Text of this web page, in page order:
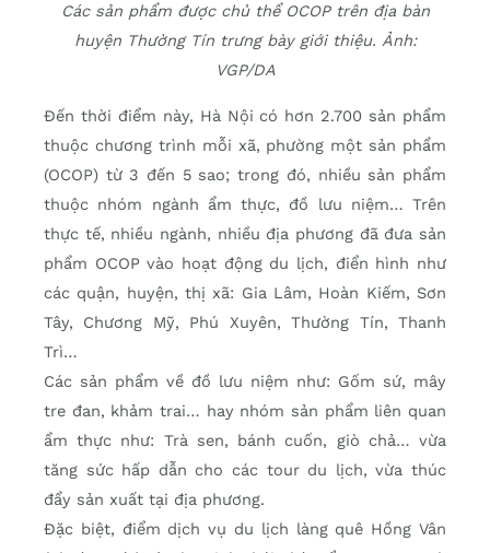
Các sản phẩm được chủ thể OCOP trên địa bàn
huyện Thường Tín trưng bày giới thiệu. Ảnh:
VGP/DA
Đến thời điểm này, Hà Nội có hơn 2.700 sản phẩm
thuộc chương trình mỗi xã, phường một sản phẩm
(OCOP) từ 3 đến 5 sao; trong đó, nhiều sản phẩm
thuộc nhóm ngành ẩm thực, đồ lưu niệm… Trên
thực tế, nhiều ngành, nhiều địa phương đã đưa sản
phẩm OCOP vào hoạt động du lịch, điển hình như
các quận, huyện, thị xã: Gia Lâm, Hoàn Kiếm, Sơn
Tây, Chương Mỹ, Phú Xuyên, Thường Tín, Thanh
Trì…
Các sản phẩm về đồ lưu niệm như: Gốm sứ, mây
tre đan, khảm trai… hay nhóm sản phẩm liên quan
ẩm thực như: Trà sen, bánh cuốn, giò chả… vừa
tăng sức hấp dẫn cho các tour du lịch, vừa thúc
đẩy sản xuất tại địa phương.
Đặc biệt, điểm dịch vụ du lịch làng quê Hồng Vân